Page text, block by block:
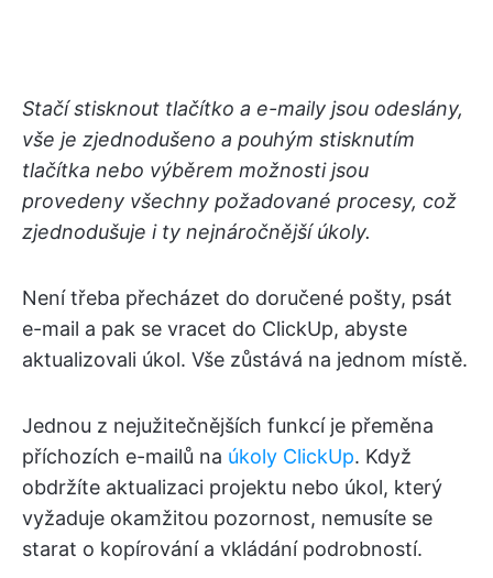
Stačí stisknout tlačítko a e-maily jsou odeslány,
vše je zjednodušeno a pouhým stisknutím
tlačítka nebo výběrem možnosti jsou
provedeny všechny požadované procesy, což
zjednodušuje i ty nejnáročnější úkoly.
Není třeba přecházet do doručené pošty, psát
e-mail a pak se vracet do ClickUp, abyste
aktualizovali úkol. Vše zůstává na jednom místě.
Jednou z nejužitečnějších funkcí je přeměna
příchozích e-mailů na úkoly ClickUp. Když
obdržíte aktualizaci projektu nebo úkol, který
vyžaduje okamžitou pozornost, nemusíte se
starat o kopírování a vkládání podrobností.